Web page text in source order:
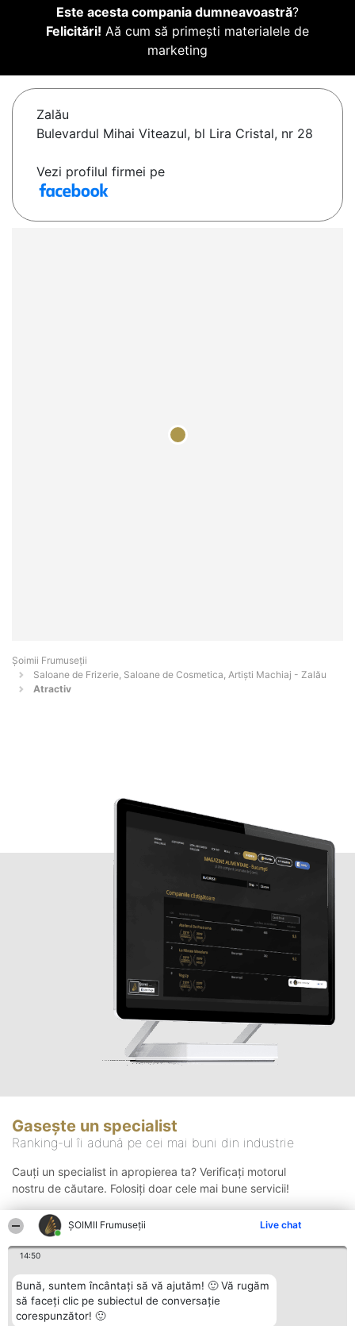
ȘOIMII Frumuseții Live chat
14:50
Bună, suntem încântați să vă ajutăm! 🙂 Vă rugăm
să faceți clic pe subiectul de conversație
corespunzător! 🙂
Este acesta compania dumneavoastră?
Felicitări! Aă cum să primești materialele de
marketing
Zalău
Bulevardul Mihai Viteazul, bl Lira Cristal, nr 28
Vezi profilul firmei pe
Șoimii Frumuseții
Saloane de Frizerie, Saloane de Cosmetica, Artiști Machiaj - Zalău
Atractiv
Gasește un specialist
Ranking-ul îi adună pe cei mai buni din industrie
Cauți un specialist in apropierea ta? Verificați motorul
nostru de căutare. Folosiți doar cele mai bune servicii!